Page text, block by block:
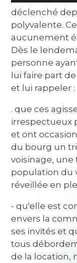
déclenché
polyvalente.
aucunement
Dès le
personne
lui faire part
et lui rappeler :
. que ces
irrespectueux
et ont
du bourg un
voisinage, une
population du
réveillée en
- qu'elle est
envers la
ses invités et
tous
de la location,